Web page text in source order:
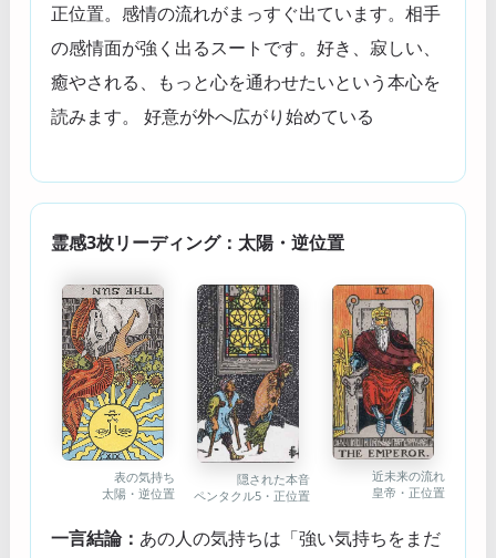
正位置。感情の流れがまっすぐ出ています。相手
の感情面が強く出るスートです。好き、寂しい、
癒やされる、もっと心を通わせたいという本心を
読みます。 好意が外へ広がり始めている
霊感3枚リーディング：太陽・逆位置
表の気持ち
太陽・逆位置
隠された本音
ペンタクル5・正位置
近未来の流れ
皇帝・正位置
一言結論： あの人の気持ちは「強い気持ちをまだ